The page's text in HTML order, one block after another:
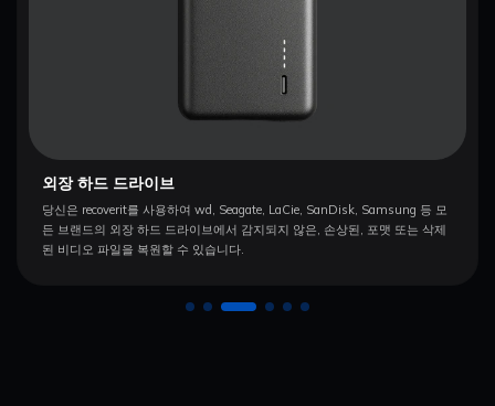
외장 하드 드라이브
당신은 recoverit를 사용하여 wd, Seagate, LaCie, SanDisk, Samsung 등 모
든 브랜드의 외장 하드 드라이브에서 감지되지 않은, 손상된, 포맷 또는 삭제
된 비디오 파일을 복원할 수 있습니다.